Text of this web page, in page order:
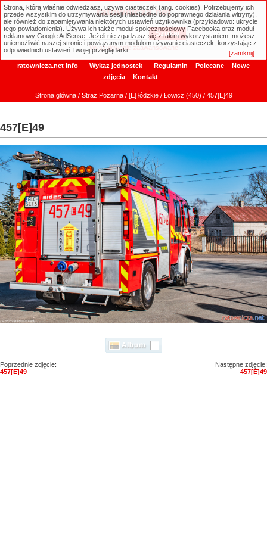
ratownicza.net
Wyszukiwanie zaawansowane
ratownicza.net info Wykaz jednostek Regulamin Polecane
Nowe
zdjęcia
Kontakt
Strona główna/ Straż Pożarna/ [E] łódzkie/ Łowicz (450) / 457[E]49
457[E]49
Poprzednie zdjęcie:
457[E]49
Następne zdjęcie:
457[E]49
Strona, którą właśnie odwiedzasz, używa ciasteczek (ang. cookies). Potrzebujemy ich
przede wszystkim do utrzymywania sesji (niezbędne do poprawnego działania witryny),
ale również do zapamiętywania niektórych ustawień użytkownika (przykładowo: ukrycie
tego powiadomienia). Używa ich także moduł społecznościowy Facebooka oraz moduł
reklamowy Google AdSense. Jeżeli nie zgadzasz się z takim wykorzystaniem, możesz
uniemożliwić naszej stronie i powiązanym modułom używanie ciasteczek, korzystając z
odpowiednich ustawień Twojej przeglądarki.
[zamknij]